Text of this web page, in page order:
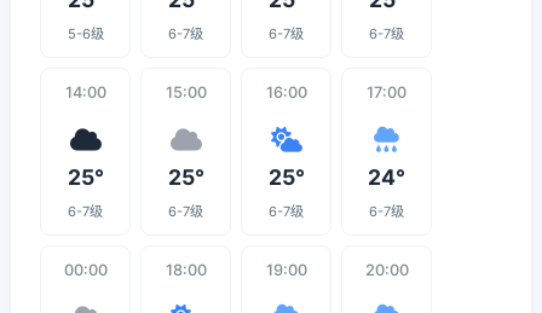
5-6级 6-7级 6-7级 6-7级
14:00
25°
6-7级
15:00
25°
6-7级
16:00
25°
6-7级
17:00
24°
6-7级
00:00 18:00 19:00 20:00